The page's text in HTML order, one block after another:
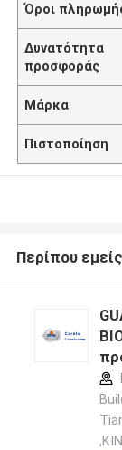
Όροι
Δυνατότητα
προσφοράς
Μάρκα
Πιστοποίηση
Περίπου εμείς